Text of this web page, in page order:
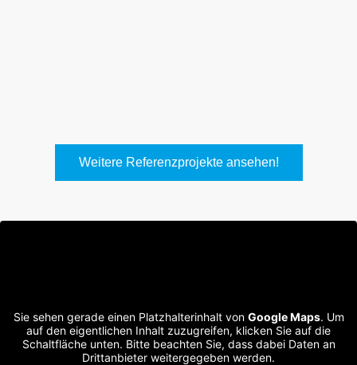
Weitere Referenzprojekte ansehen!
Sie sehen gerade einen Platzhalterinhalt von Google Maps. Um
auf den eigentlichen Inhalt zuzugreifen, klicken Sie auf die
Schaltfläche unten. Bitte beachten Sie, dass dabei Daten an
Drittanbieter weitergegeben werden.